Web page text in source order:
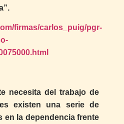
firmas/carlos_puig/pgr-
necesita del trabajo de
existen una serie de
en la dependencia frente